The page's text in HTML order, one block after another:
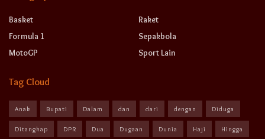
Basket
Formula 1
MotoGP
Raket
Sepakbola
Sport Lain
Tag Cloud
Anak Bupati Dalam dan dari dengan Diduga
Ditangkap DPR Dua Dugaan Dunia Haji Hingga